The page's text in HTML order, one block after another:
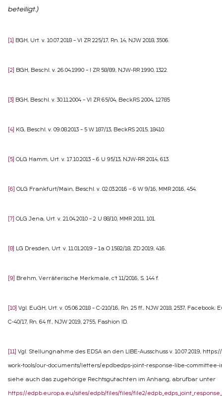
beteiligt.)
[1] BGH, Urt. v. 10.07.2018 – VI ZR 225/17, Rn. 14, NJW 2018, 3506.
[2] BGH, Beschl. v. 26.04.1990 – I ZR 58/89, NJW-RR 1990, 1322.
[3] BGH, Beschl. v. 30.11.2004 – VI ZR 65/04, BeckRS 2004, 12785
[4] KG, Beschl. v. 09.08.2013 – 5 W 187/13, BeckRS 2015, 18410.
[5] OLG Hamm, Urt. v. 17.10.2013 – 6 U 95/13, NJW-RR 2014, 613.
[6] OLG Frankfurt/Main, Beschl. v. 02.03.2016 – 6 W 9/16, MMR 2016, 454.
[7] OLG Jena, Urt. v. 21.04.2010 – 2 U 88/10, MMR 2011, 101.
[8] LG Dresden, Urt. v. 11.01.2019 – 1a O 1582/18, ZD 2019, 416.
[9] Brehm, Verräterische Merkmale, c‘t 11/2016, S. 144 f.
[10] Vgl. EuGH, Urt. v. 05.06.2018 – C-210/16, Rn. 25 ff., NJW 2018, 2537, Facebook;
C-40/17, Rn. 64 ff., NJW 2019, 2755, Fashion ID.
[11] Vgl. Stellungnahme des EDSA an den LIBE-Ausschuss v. 10.07.2019,
work-tools/our-documents/letters/epdbedps-joint-response-libe-committee-
siehe auch das zugehörige Rechtsgutachten im Anhang, abrufbar unter
https://edpb.europa.eu/sites/edpb/files/files/file2/